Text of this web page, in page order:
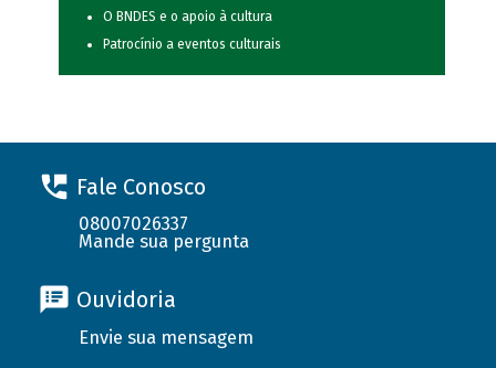
O BNDES e o apoio à cultura
Patrocínio a eventos culturais
Fale Conosco
08007026337
Mande sua pergunta
Ouvidoria
Envie sua mensagem